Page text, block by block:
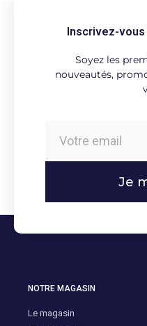
Inscrivez-
Soyez les
nouveautés,
Je
NOTRE MAGASIN
Le magasin